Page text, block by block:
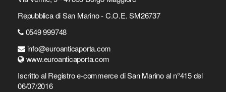
Repubblica di San Marino - C.O.E. SM26737
0549 999748
info@euroanticaporta.com
www.euroanticaporta.com
Iscritto al Registro e-commerce di San Marino al n°415 del
06/07/2016